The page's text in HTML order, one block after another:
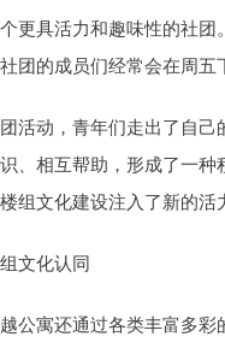
更具活力和趣味性的社
团的成员们经常会在周五
活动，青年们走出了自
、相互帮助，形成了一
组文化建设注入了新的活
文化认同
公寓还通过各类丰富多彩